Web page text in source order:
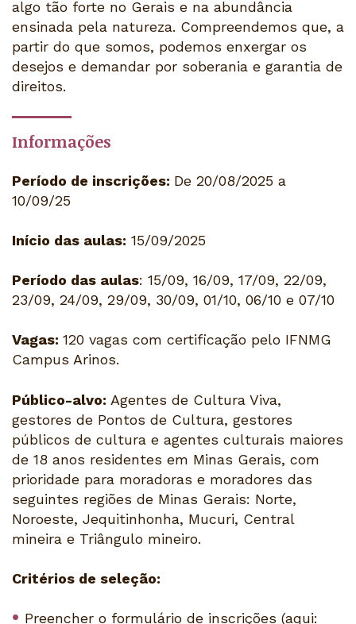
algo tão forte no Gerais e na abundância
ensinada pela natureza. Compreendemos que, a
partir do que somos, podemos enxergar os
desejos e demandar por soberania e garantia de
direitos.
Informações
Período de inscrições: De 20/08/2025 a
10/09/25
Início das aulas: 15/09/2025
Período das aulas: 15/09, 16/09, 17/09, 22/09,
23/09, 24/09, 29/09, 30/09, 01/10, 06/10 e 07/10
Vagas: 120 vagas com certificação pelo IFNMG
Campus Arinos.
Público-alvo: Agentes de Cultura Viva,
gestores de Pontos de Cultura, gestores
públicos de cultura e agentes culturais maiores
de 18 anos residentes em Minas Gerais, com
prioridade para moradoras e moradores das
seguintes regiões de Minas Gerais: Norte,
Noroeste, Jequitinhonha, Mucuri, Central
mineira e Triângulo mineiro.
Critérios de seleção:
Preencher o formulário de inscrições (aqui: